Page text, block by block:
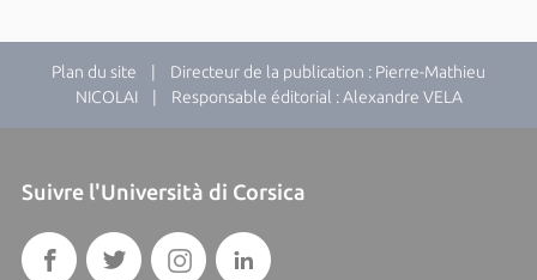
Plan du site | Directeur de la publication : Pierre-Mathieu
NICOLAI | Responsable éditorial : Alexandre VELA
Suivre l'Università di Corsica